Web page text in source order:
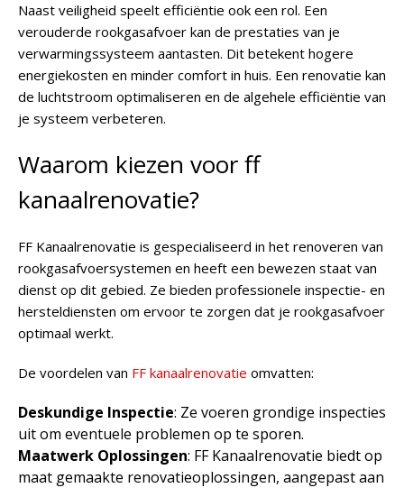
Naast veiligheid speelt efficiëntie ook een rol. Een
verouderde rookgasafvoer kan de prestaties van je
verwarmingssysteem aantasten. Dit betekent hogere
energiekosten en minder comfort in huis. Een renovatie kan
de luchtstroom optimaliseren en de algehele efficiëntie van
je systeem verbeteren.
Waarom kiezen voor ff
kanaalrenovatie?
FF Kanaalrenovatie is gespecialiseerd in het renoveren van
rookgasafvoersystemen en heeft een bewezen staat van
dienst op dit gebied. Ze bieden professionele inspectie- en
hersteldiensten om ervoor te zorgen dat je rookgasafvoer
optimaal werkt.
De voordelen van FF kanaalrenovatie omvatten:
Deskundige Inspectie: Ze voeren grondige inspecties
uit om eventuele problemen op te sporen.
Maatwerk Oplossingen: FF Kanaalrenovatie biedt op
maat gemaakte renovatieoplossingen, aangepast aan